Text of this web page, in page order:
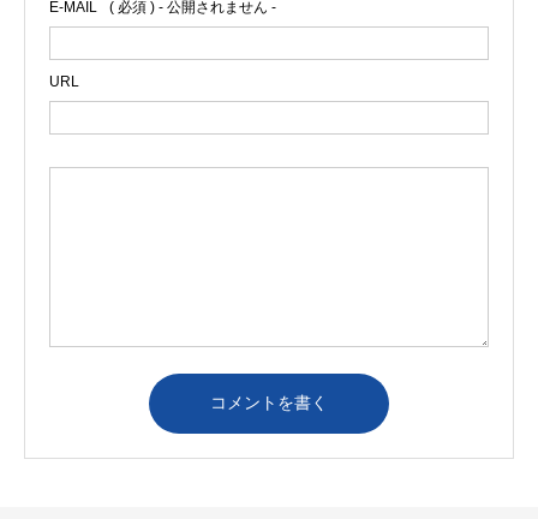
E-MAIL ( 必須 ) - 公開されません -
URL